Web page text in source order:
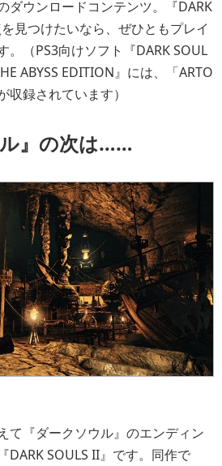
ダウンロードコンテンツ。『DARK
見つけたいなら、ぜひともプレイ
。（PS3向けソフト『DARK SOUL
ABYSS EDITION』には、「ARTO
収録されています）
』の次は……
て『ダークソウル』のエンディン
DARK SOULS II』です。同作で